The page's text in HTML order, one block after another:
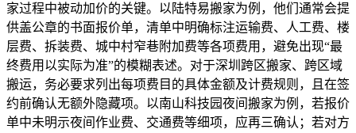
家过程中被动加价的关键。以陆特易搬家为例，他们通常会提
供盖公章的书面报价单，清单中明确标注运输费、人工费、楼
层费、拆装费、城中村窄巷附加费等各项费用，避免出现“最
终费用以实际为准”的模糊表述。对于深圳跨区搬家、跨区域
搬运，务必要求列出每项费目的具体金额及计费规则，且在签
约前确认无额外隐藏项。以南山科技园夜间搬家为例，若报价
单中未明示夜间作业费、交通费等细项，应再三确认；若对方